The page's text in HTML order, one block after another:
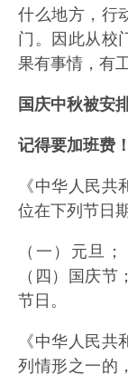
什么地方，行
门。因此从校
果有事情，有
国庆中秋被安
记得要加班费！
《中华人民
位在下列节日
（一）元旦
（四）国庆
节日。
《中华人民
列情形之一的